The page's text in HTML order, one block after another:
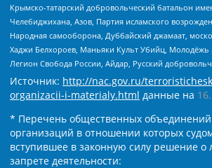
Крымско-татарский добровольческий батальон
Челебиджихана, Азов, Партия исламского
Народная самооборона, Дуббайский джамаат,
Хаджи Белхороев, Маньяки Культ Убийц, Молодёжь
Легион Свобода России, Айдар, Русский
Источник: http://nac.gov.ru/
organizacii-i-materialy.html данные на
* Перечень общественных
организаций в отношении которых
вступившее в законную силу решение о
запрете деятельности: